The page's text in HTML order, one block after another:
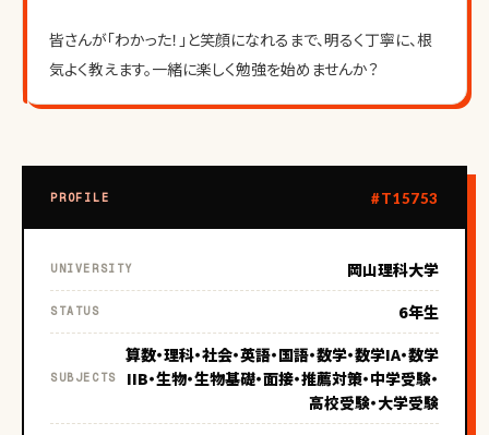
皆さんが「わかった！」と笑顔になれるまで、明るく丁寧に、根
気よく教えます。一緒に楽しく勉強を始めませんか？
PROFILE #T15753
UNIVERSITY 岡山理科大学
STATUS 6年生
SUBJECTS
算数・理科・社会・英語・国語・数学・数学IA・数学
IIB・生物・生物基礎・面接・推薦対策・中学受験・
高校受験・大学受験